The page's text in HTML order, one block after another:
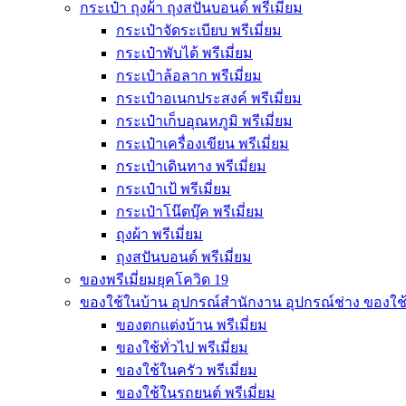
กระเป๋า ถุงผ้า ถุงสปันบอนด์ พรีเมี่ยม
กระเป๋าจัดระเบียบ พรีเมี่ยม
กระเป๋าพับได้ พรีเมี่ยม
กระเป๋าล้อลาก พรีเมี่ยม
กระเป๋าอเนกประสงค์ พรีเมี่ยม
กระเป๋าเก็บอุณหภูมิ พรีเมี่ยม
กระเป๋าเครื่องเขียน พรีเมี่ยม
กระเป๋าเดินทาง พรีเมี่ยม
กระเป๋าเป้ พรีเมี่ยม
กระเป๋าโน๊ตบุ๊ค พรีเมี่ยม
ถุงผ้า พรีเมี่ยม
ถุงสปันบอนด์ พรีเมี่ยม
ของพรีเมี่ยมยุคโควิด 19
ของใช้ในบ้าน อุปกรณ์สำนักงาน อุปกรณ์ช่าง ของใ
ของตกแต่งบ้าน พรีเมี่ยม
ของใช้ทั่วไป พรีเมี่ยม
ของใช้ในครัว พรีเมี่ยม
ของใช้ในรถยนต์ พรีเมี่ยม